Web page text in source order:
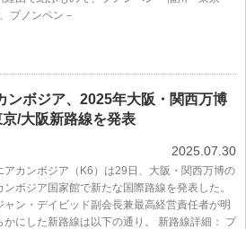
プノンペン－
ンボジア、2025年大阪・関西万博
/大阪新路線を発表
2025.07.30
アカンボジア（K6）は29日、大阪・関西万博の
ンボジア国家館で新たな国際路線を発表した。
ャン・デイビッド副会長兼最高経営責任者が明
かにした新路線は以下の通り。 新路線詳細： プ